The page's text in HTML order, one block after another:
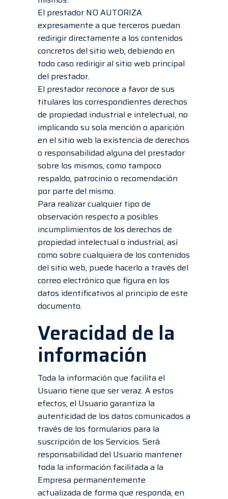
El prestador NO AUTORIZA
expresamente a que terceros puedan
redirigir directamente a los contenidos
concretos del sitio web, debiendo en
todo caso redirigir al sitio web principal
del prestador.
El prestador reconoce a favor de sus
titulares los correspondientes derechos
de propiedad industrial e intelectual, no
implicando su sola mención o aparición
en el sitio web la existencia de derechos
o responsabilidad alguna del prestador
sobre los mismos, como tampoco
respaldo, patrocinio o recomendación
por parte del mismo.
Para realizar cualquier tipo de
observación respecto a posibles
incumplimientos de los derechos de
propiedad intelectual o industrial, así
como sobre cualquiera de los contenidos
del sitio web, puede hacerlo a través del
correo electrónico que figura en los
datos identificativos al principio de este
documento.
Veracidad de la
información
Toda la información que facilita el
Usuario tiene que ser veraz. A estos
efectos, el Usuario garantiza la
autenticidad de los datos comunicados a
través de los formularios para la
suscripción de los Servicios. Será
responsabilidad del Usuario mantener
toda la información facilitada a la
Empresa permanentemente
actualizada de forma que responda, en